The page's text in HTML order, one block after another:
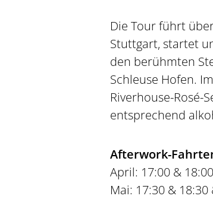
Die Tour führt
Stuttgart, startet
den berühmten
Schleuse Hofen.
Riverhouse-Rosé-
entsprechend
Afterwork-
April: 17:00 &
Mai: 17:30 &